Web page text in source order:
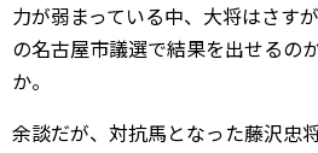
力が弱まっている中、大将はさす
の名古屋市議選で結果を出せるの
か。
余談だが、対抗馬となった藤沢忠